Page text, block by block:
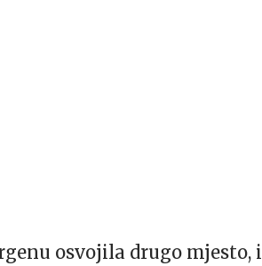
osvojila drugo mjesto, i